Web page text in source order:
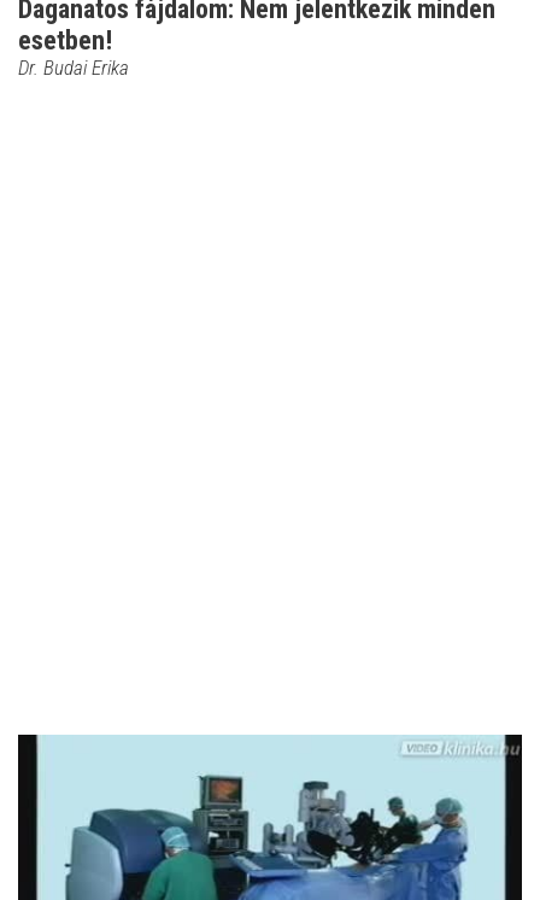
Daganatos fájdalom: Nem jelentkezik minden
esetben!
Dr. Budai Erika